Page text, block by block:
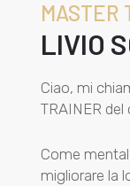
MASTER
LIVIO
Ciao, mi
TRAINER del
Come
migliorare la